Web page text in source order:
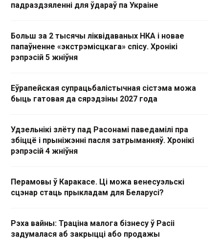
падраздзяленні для ўдараў па Украіне
Больш за 2 тысячы ліквідаваных НКА і новае
папаўненне «экстрэмісцкага» спісу. Хронікі
рэпрэсій 5 жніўня
Еўрапейская супрацьбалістычная сістэма можа
быць гатовая да сярэдзіны 2027 года
Удзельнікі злёту пад Расонамі паведамілі пра
збіццё і прыніжэнні пасля затрыманняў. Хронікі
рэпрэсій 4 жніўня
Перамовы ў Каракасе. Ці можа венесуэльскі
сцэнар стаць прыкладам для Беларусі?
Рэха вайны: Траціна малога бізнесу ў Расіі
задумалася аб закрыцці або продажы